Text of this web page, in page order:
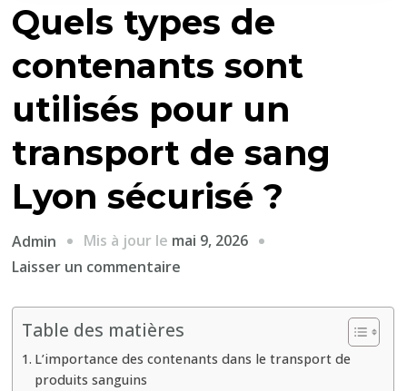
Quels types de
contenants sont
utilisés pour un
transport de sang
Lyon sécurisé ?
Admin Mis à jour le mai 9, 2026
Laisser un commentaire
de
contenants
Table des matières
L’importance des contenants dans le transport de
produits sanguins